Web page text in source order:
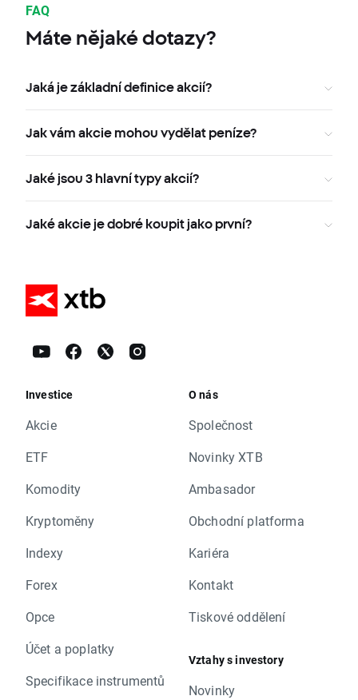
FAQ
Máte nějaké dotazy?
Jaká je základní definice akcií?
Jak vám akcie mohou vydělat peníze?
Jaké jsou 3 hlavní typy akcií?
Jaké akcie je dobré koupit jako první?
Investice
Akcie
ETF
Komodity
Kryptoměny
Indexy
Forex
Opce
Účet a poplatky
Specifikace instrumentů
O nás
Společnost
Novinky XTB
Ambasador
Obchodní platforma
Kariéra
Kontakt
Tiskové oddělení
Vztahy s investory
Novinky